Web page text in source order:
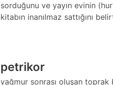
sorduğunu ve yayın evinin
kitabın inanılmaz sattığını
petrikor
yağmur sonrası oluşan